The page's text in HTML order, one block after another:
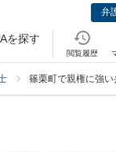
弁
を探す
閲覧履歴
篠栗町で親権に強い